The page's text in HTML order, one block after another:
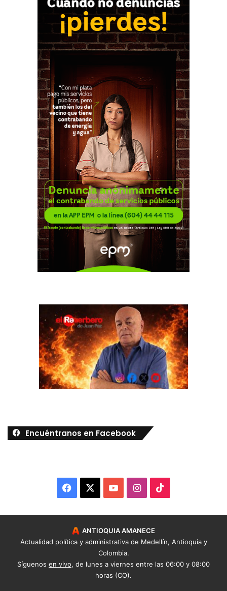
Encuéntranos en Facebook
Facebook YouTubeInstagram
ANTIOQUIA AMANECE
Actualidad política y administrativa de Medellín, Antioquia y
Colombia.
Síguenos en vivo, de lunes a viernes entre las 06:00 y 08:00
horas (CO).